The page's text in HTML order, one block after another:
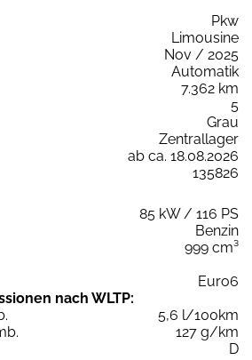
Pkw
Limousine
Nov / 2025
Automatik
7.362 km
5
Grau
Zentrallager
ab ca. 18.08.2026
135826
85 kW / 116 PS
Benzin
999 cm³
Euro6
nach WLTP:
5,6 l/100km
127 g/km
D